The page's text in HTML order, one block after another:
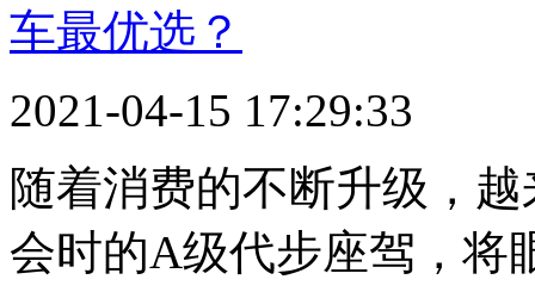
车最优选？
2021-04-15 17:29:33
随着消费的不断升级，
会时的A级代步座驾，